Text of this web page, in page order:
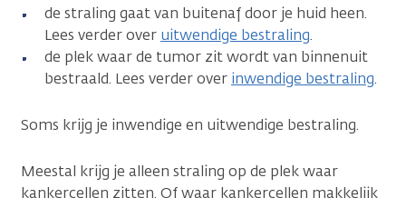
de straling gaat van buitenaf door je huid heen.
Lees verder over uitwendige bestraling.
de plek waar de tumor zit wordt van binnenuit
bestraald. Lees verder over inwendige bestraling.
Soms krijg je inwendige en uitwendige bestraling.
Meestal krijg je alleen straling op de plek waar
kankercellen zitten. Of waar kankercellen makkelijk